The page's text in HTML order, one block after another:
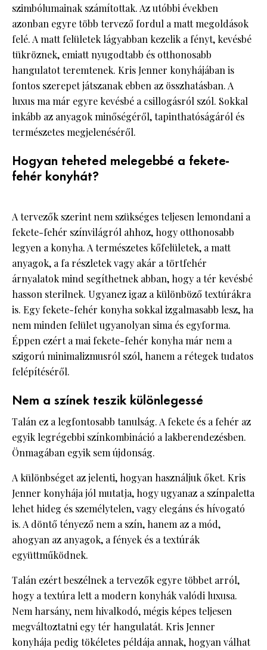
szimbólumainak számítottak. Az utóbbi években
azonban egyre több tervező fordul a matt megoldások
felé. A matt felületek lágyabban kezelik a fényt, kevésbé
tükröznek, emiatt nyugodtabb és otthonosabb
hangulatot teremtenek. Kris Jenner konyhájában is
fontos szerepet játszanak ebben az összhatásban. A
luxus ma már egyre kevésbé a csillogásról szól. Sokkal
inkább az anyagok minőségéről, tapinthatóságáról és
természetes megjelenéséről.
Hogyan teheted melegebbé a fekete-
fehér konyhát?
A tervezők szerint nem szükséges teljesen lemondani a
fekete-fehér színvilágról ahhoz, hogy otthonosabb
legyen a konyha. A természetes kőfelületek, a matt
anyagok, a fa részletek vagy akár a törtfehér
árnyalatok mind segíthetnek abban, hogy a tér kevésbé
hasson sterilnek. Ugyanez igaz a különböző textúrákra
is. Egy fekete-fehér konyha sokkal izgalmasabb lesz, ha
nem minden felület ugyanolyan sima és egyforma.
Éppen ezért a mai fekete-fehér konyha már nem a
szigorú minimalizmusról szól, hanem a rétegek tudatos
felépítéséről.
Nem a színek teszik különlegessé
Talán ez a legfontosabb tanulság. A fekete és a fehér az
egyik legrégebbi színkombináció a lakberendezésben.
Önmagában egyik sem újdonság.
A különbséget az jelenti, hogyan használjuk őket. Kris
Jenner konyhája jól mutatja, hogy ugyanaz a színpaletta
lehet hideg és személytelen, vagy elegáns és hívogató
is. A döntő tényező nem a szín, hanem az a mód,
ahogyan az anyagok, a fények és a textúrák
együttműködnek.
Talán ezért beszélnek a tervezők egyre többet arról,
hogy a textúra lett a modern konyhák valódi luxusa.
Nem harsány, nem hivalkodó, mégis képes teljesen
megváltoztatni egy tér hangulatát. Kris Jenner
konyhája pedig tökéletes példája annak, hogyan válhat